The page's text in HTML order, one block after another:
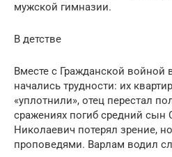
мужской гимназии.
В детстве
Вместе с Гражданской
начались трудности: их
«уплотнили», отец перестал
сражениях погиб средний сын
Николаевич потерял зрение,
проповедями. Варлам водил